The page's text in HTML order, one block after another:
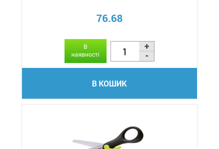
76.68
В
наявності
В КОШИК